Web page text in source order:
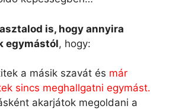
is, hogy annyira
egymástól, hogy:
a másik szavát és már
sincs meghallgatni egymást.
akarjátok megoldani a